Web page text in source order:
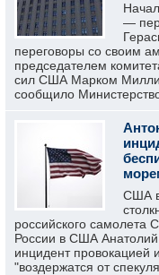
—
переговоры со своим
председателем
сил США Марком
сообщило
США
российского
России в США Анатолий
инцидент
"воздержатся от